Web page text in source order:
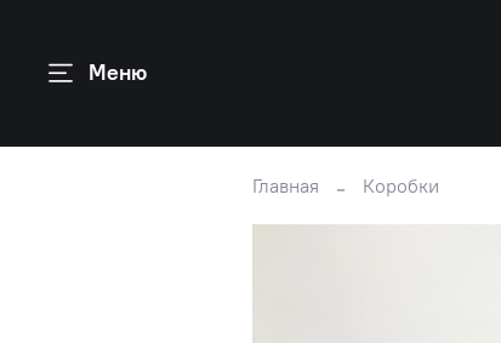
Меню
Главная Коробки